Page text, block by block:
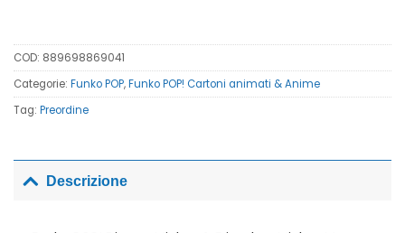
COD: 889698869041
Categorie: Funko POP,Funko POP! Cartoni animati & Anime
Tag: Preordine
Descrizione